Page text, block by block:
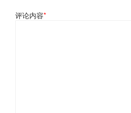
评论内容*